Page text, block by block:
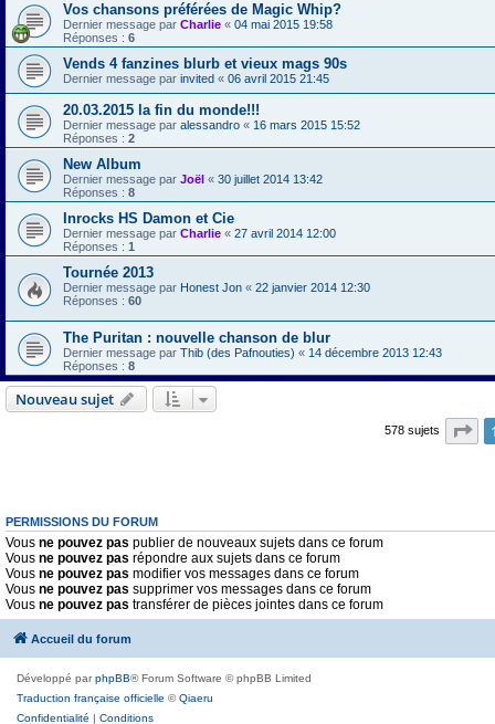
Vos chansons préférées de Magic Whip?
Dernier message par Charlie « 04 mai 2015 19:58
Réponses : 6
Vends 4 fanzines blurb et vieux mags 90s
Dernier message par invited « 06 avril 2015 21:45
20.03.2015 la fin du monde!!!
Dernier message par alessandro « 16 mars 2015 15:52
Réponses : 2
New Album
Dernier message par Joël « 30 juillet 2014 13:42
Réponses : 8
Inrocks HS Damon et Cie
Dernier message par Charlie « 27 avril 2014 12:00
Réponses : 1
Tournée 2013
Dernier message par Honest Jon « 22 janvier 2014 12:30
Réponses : 60
The Puritan : nouvelle chanson de blur
Dernier message par Thib (des Pafnouties) « 14 décembre 2013 12:43
Réponses : 8
Nouveau sujet
578 sujets
PERMISSIONS DU FORUM
Vous ne pouvez pas publier de nouveaux sujets dans ce forum
Vous ne pouvez pas répondre aux sujets dans ce forum
Vous ne pouvez pas modifier vos messages dans ce forum
Vous ne pouvez pas supprimer vos messages dans ce forum
Vous ne pouvez pas transférer de pièces jointes dans ce forum
Accueil du forum
Développé parphpBB® Forum Software © phpBB Limited
Traduction française officielle ©Qiaeru
Confidentialité | Conditions